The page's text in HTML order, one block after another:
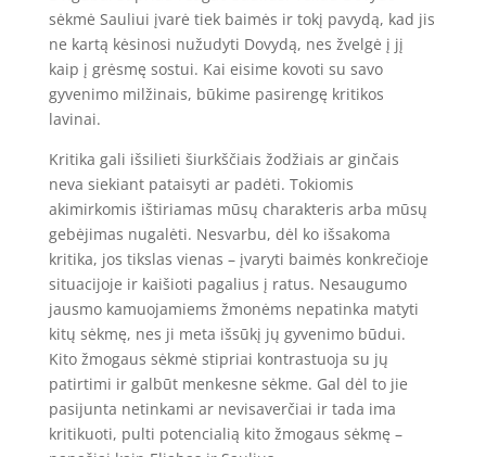
sėkmė Sauliui įvarė tiek baimės ir tokį pavydą, kad jis
ne kartą kėsinosi nužudyti Dovydą, nes žvelgė į jį
kaip į grėsmę sostui. Kai eisime kovoti su savo
gyvenimo milžinais, būkime pasirengę kritikos
lavinai.
Kritika gali išsilieti šiurkščiais žodžiais ar ginčais
neva siekiant pataisyti ar padėti. Tokiomis
akimirkomis ištiriamas mūsų charakteris arba mūsų
gebėjimas nugalėti. Nesvarbu, dėl ko išsakoma
kritika, jos tikslas vienas – įvaryti baimės konkrečioje
situacijoje ir kaišioti pagalius į ratus. Nesaugumo
jausmo kamuojamiems žmonėms nepatinka matyti
kitų sėkmę, nes ji meta išsūkį jų gyvenimo būdui.
Kito žmogaus sėkmė stipriai kontrastuoja su jų
patirtimi ir galbūt menkesne sėkme. Gal dėl to jie
pasijunta netinkami ar nevisaverčiai ir tada ima
kritikuoti, pulti potencialią kito žmogaus sėkmę –